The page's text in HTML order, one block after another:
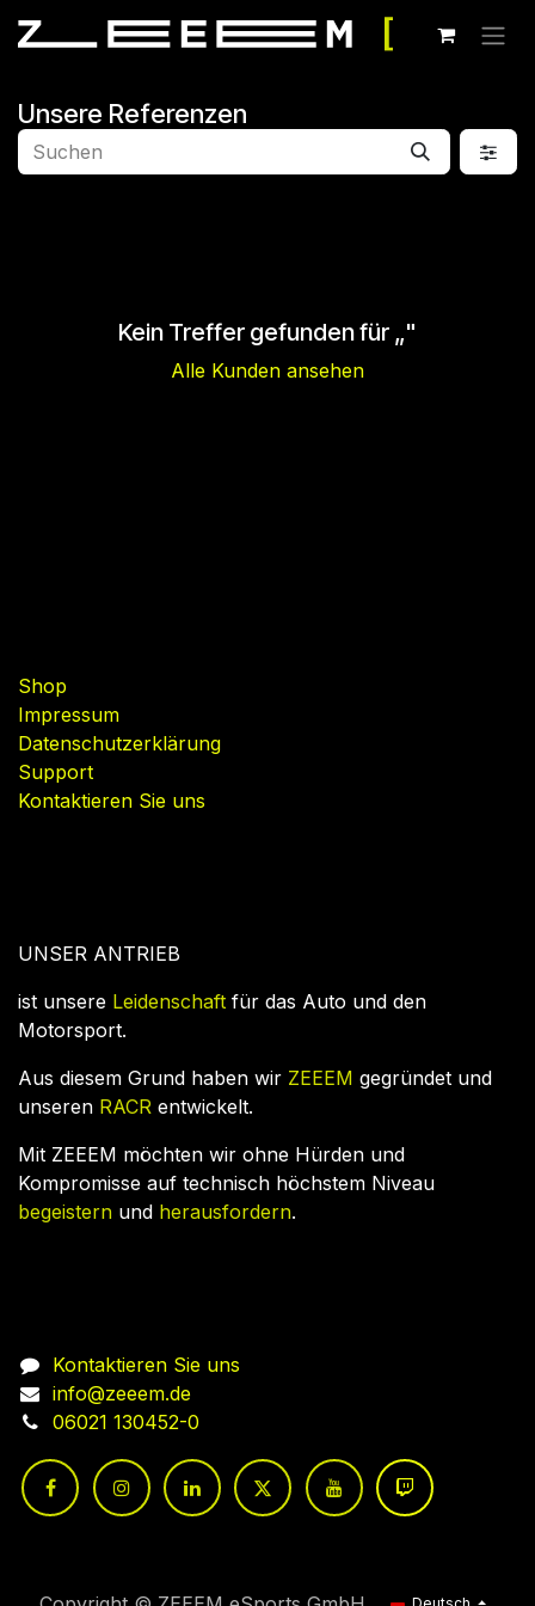
Unsere Referenzen
Kein Treffer gefunden für „"
Alle Kunden ansehen
Shop
Impressum
Datenschutzerklärung
Support
Kontaktieren Sie uns
UNSER ANTRIEB
ist unsere Leidenschaft für das Auto und den
Motorsport.
Aus diesem Grund haben wir ZEEEM gegründet und
unseren RACR entwickelt.
Mit ZEEEM möchten wir ohne Hürden und
Kompromisse auf technisch höchstem Niveau
begeistern und herausfordern.
Kontaktieren Sie uns
info@zeeem.de
06021 130452-0